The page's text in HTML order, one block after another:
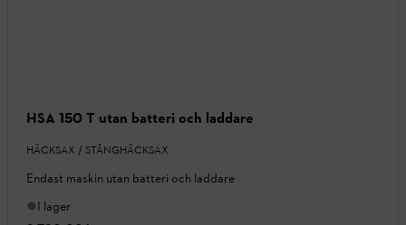
HSA 150 T utan batteri och laddare
HÄCKSAX / STÅNGHÄCKSAX
Endast maskin utan batteri och laddare
I lager